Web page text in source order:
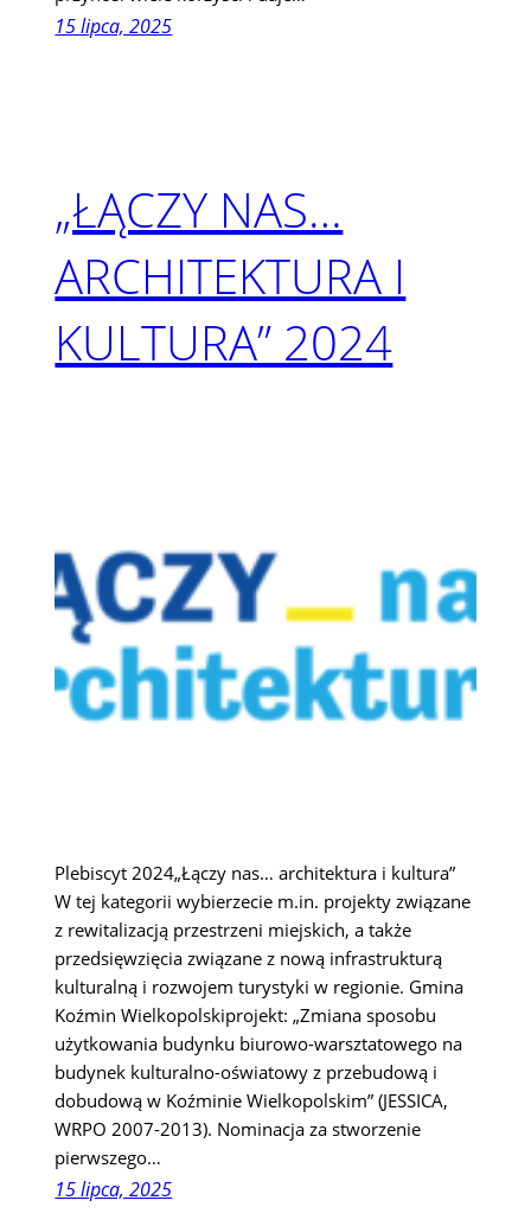
15 lipca, 2025
„ŁĄCZY NAS…
ARCHITEKTURA I
KULTURA” 2024
Plebiscyt 2024„Łączy nas… architektura i kultura”
W tej kategorii wybierzecie m.in. projekty związane
z rewitalizacją przestrzeni miejskich, a także
przedsięwzięcia związane z nową infrastrukturą
kulturalną i rozwojem turystyki w regionie. Gmina
Koźmin Wielkopolskiprojekt: „Zmiana sposobu
użytkowania budynku biurowo-warsztatowego na
budynek kulturalno-oświatowy z przebudową i
dobudową w Koźminie Wielkopolskim” (JESSICA,
WRPO 2007-2013). Nominacja za stworzenie
pierwszego…
15 lipca, 2025